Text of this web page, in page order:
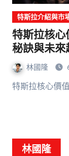
特斯拉介紹與市
特斯拉核
秘訣與未來
林國隆
特斯拉核心
林國隆